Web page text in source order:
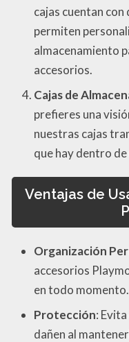
cajas cuentan
permiten
almacenamiento
accesorios.
Cajas de
prefieres una
nuestras cajas
que hay dentro
Ventajas de
Organización
accesorios
en todo momento.
Protección:
dañen al